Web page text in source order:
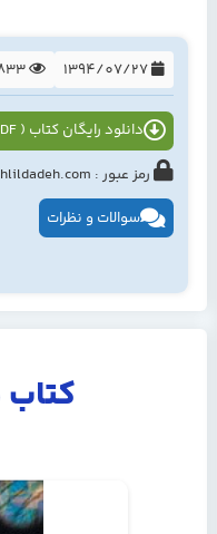
1394/07/27
28833
دانلود رایگان کتاب ( PDF )
رمز عبور : tahlildadeh.com یا www.tahlildadeh.com
سوالات و نظرات